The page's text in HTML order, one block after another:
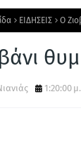
ΕΙΔΗΣΕΙΣ O
1:20:00